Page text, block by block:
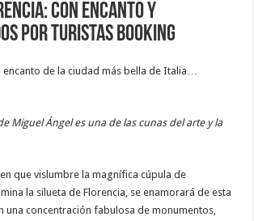
con encanto y
por turistas booking
encanto de la ciudad más bella de Italia…
Miguel Ángel es una de las cunas del arte y la
que vislumbre la magnífica cúpula de
la silueta de Florencia, se enamorará de esta
una concentración fabulosa de monumentos,